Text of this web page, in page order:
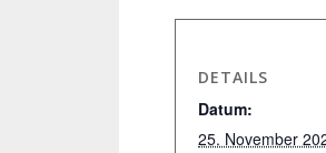
DETAILS
Datum:
25. November